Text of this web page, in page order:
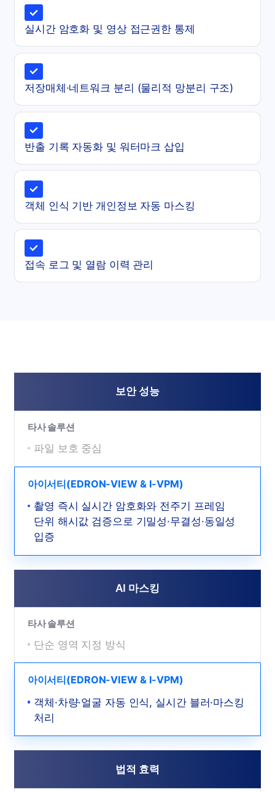
실시간 암호화 및 영상 접근권한 통제
저장매체·네트워크 분리 (물리적 망분리 구조)
반출 기록 자동화 및 워터마크 삽입
객체 인식 기반 개인정보 자동 마스킹
접속 로그 및 열람 이력 관리
타사 솔루션
파일 보호 중심
보안 성능
아이서티(EDRON-VIEW & I-VPM)
촬영 즉시 실시간 암호화와 전주기 프레임
단위 해시값 검증으로 기밀성·무결성·동일성
입증
타사 솔루션
단순 영역 지정 방식
AI 마스킹
아이서티(EDRON-VIEW & I-VPM)
객체·차량·얼굴 자동 인식, 실시간 블러·마스킹
처리
법적 효력